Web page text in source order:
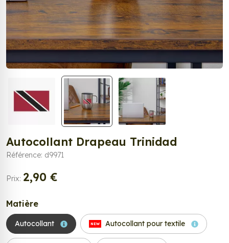
Autocollant Drapeau Trinidad
Référence: d9971
Prix: 2,90 €
Matière
Autocollant NEW Autocollant pour textile